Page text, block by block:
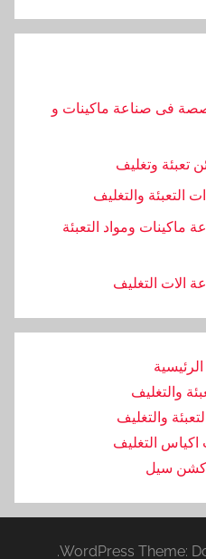
فى صناعة ماكينات و
تعبئة وتغليف
والتغليف
ومواد التعبئة
الات التغليف
والتغليف
والتغليف
التغليف
سيل
WordPress Theme: